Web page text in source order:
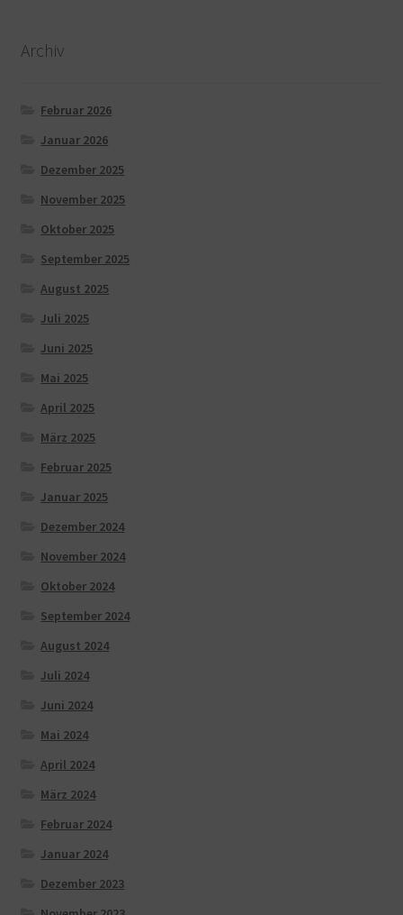
Archiv
Februar 2026
Januar 2026
Dezember 2025
November 2025
Oktober 2025
September 2025
August 2025
Juli 2025
Juni 2025
Mai 2025
April 2025
März 2025
Februar 2025
Januar 2025
Dezember 2024
November 2024
Oktober 2024
September 2024
August 2024
Juli 2024
Juni 2024
Mai 2024
April 2024
März 2024
Februar 2024
Januar 2024
Dezember 2023